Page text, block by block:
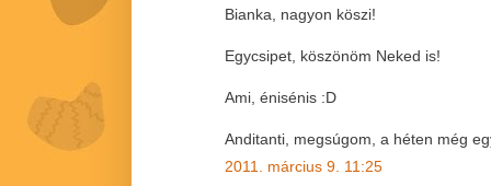
Bianka, nagyon köszi!
Egycsipet, köszönöm Neked is!
Ami, énisénis :D
Anditanti, megsúgom, a héten még
2011. március 9. 11:25